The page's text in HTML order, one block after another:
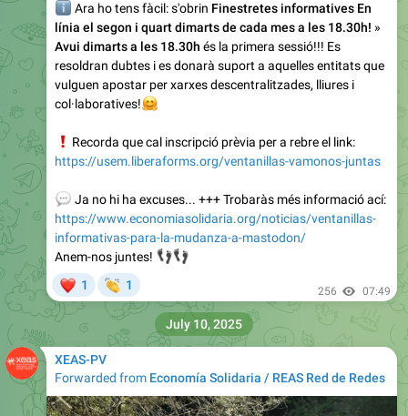
Ara ho tens fàcil: s'obrin Finestretes informatives En
línia el segon i quart dimarts de cada mes a les 18.30h! »
Avui dimarts a les 18.30h és la primera sessió!!! Es
resoldran dubtes i es donarà suport a aquelles entitats que
vulguen apostar per xarxes descentralitzades, lliures i
col·laboratives!
🤗
Recorda que cal inscripció prèvia per a rebre el link:
https://usem.liberaforms.org/ventanillas-vamonos-juntas
Ja no hi ha excuses... +++ Trobaràs més informació ací:
https://www.economiasolidaria.org/noticias/ventanillas-
informativas-para-la-mudanza-a-mastodon/
Anem-nos juntes!
👣
👣
1 1 256 07:49
XEAS-PV
Forwarded from Economía Solidaria / REAS Red de Redes
July 10, 2025